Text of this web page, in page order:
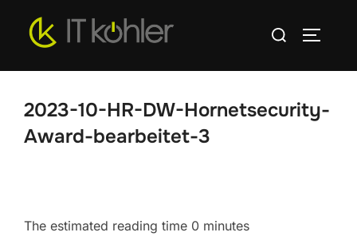
Inhalt
Suchen
2023-10-HR-DW-Hornetsecurity-
Award-bearbeitet-3
The estimated reading time 0 minutes